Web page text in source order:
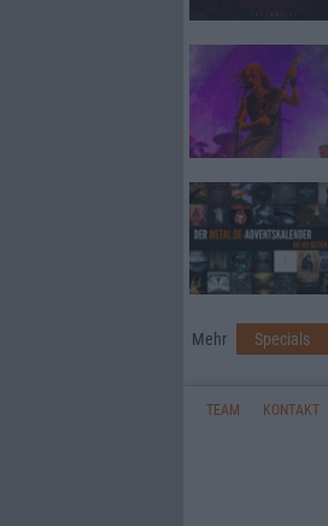
Mehr Specials
TEAM KONTAKT